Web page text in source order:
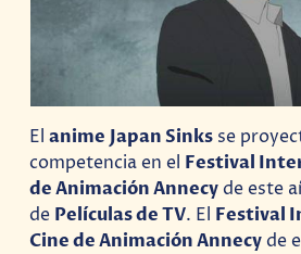
Elanime Japan Sinks se
competencia en el Festival
de Animación Annecyde este
de Películas de TV. El Festival
Cine de Animación Annecyde